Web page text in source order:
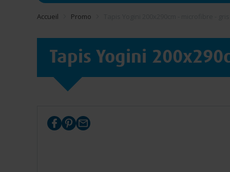
Accueil Promo
Tapis Yogini